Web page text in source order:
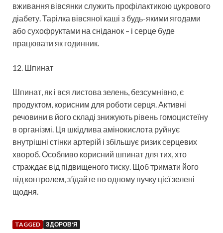
вживання вівсянки служить профілактикою цукрового
діабету. Тарілка вівсяної каші з будь-якими ягодами
або сухофруктами на сніданок – і серце буде
працювати як годинник.
12. Шпинат
Шпинат, як і вся листова зелень, безсумнівно, є
продуктом, корисним для роботи серця. Активні
речовини в його складі знижують рівень гомоцистеїну
в організмі. Ця шкідлива амінокислота руйнує
внутрішні стінки артерій і збільшує ризик серцевих
хвороб. Особливо корисний шпинат для тих, хто
страждає від підвищеного тиску. Щоб тримати його
під контролем, з’їдайте по одному пучку цієї зелені
щодня.
TAGGED ЗДОРОВ'Я